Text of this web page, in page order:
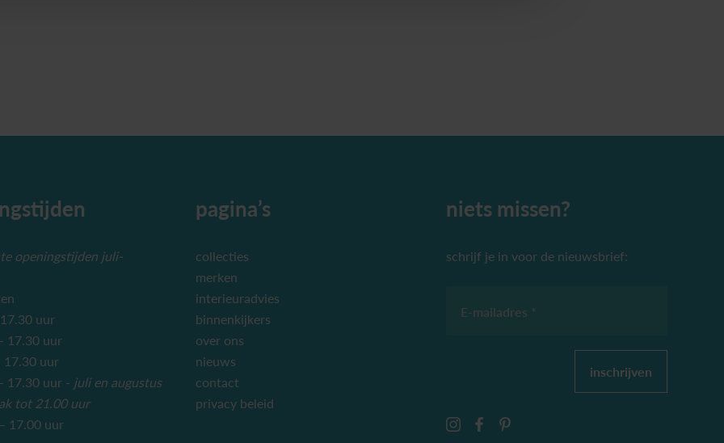
openingstijden juli-
uur
17.30 uur
17.30 uur
17.30 uur - juli en augustus
tot 21.00 uur
17.00 uur
pagina’s
collecties
merken
interieuradvies
binnenkijkers
over ons
nieuws
contact
privacy beleid
niets missen?
schrijf je in voor de nieuwsbrief:
E-mailadres *
inschrijven